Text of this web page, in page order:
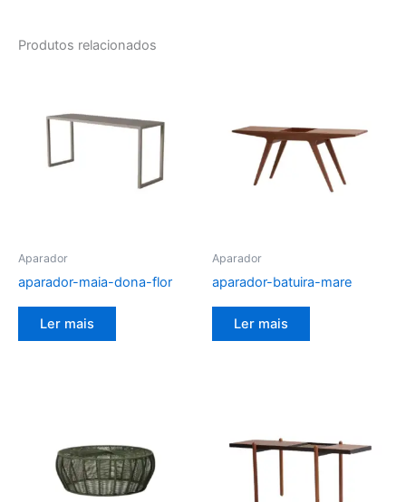
Produtos relacionados
Aparador
aparador-maia-dona-flor
Ler mais
Aparador
aparador-batuira-mare
Ler mais